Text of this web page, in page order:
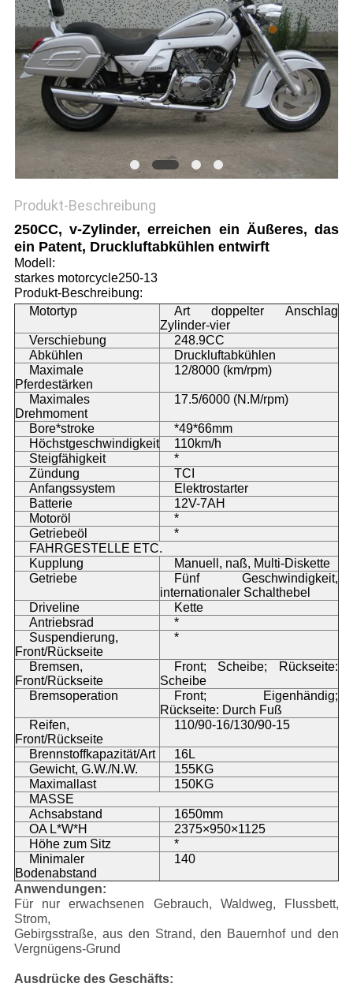
DATENSCHUTZRICHTLINIE
Produkt-Beschreibung
250CC, v-Zylinder, erreichen ein Äußeres, das
ein Patent, Druckluftabkühlen entwirft
Modell:
starkes motorcycle250-13
Produkt-Beschreibung:
Motortyp
Art doppelter Anschlag
Zylinder-vier
Verschiebung
248.9CC
Abkühlen
Druckluftabkühlen
Maximale
Pferdestärken
12/8000 (km/rpm)
Maximales
Drehmoment
17.5/6000 (N.M/rpm)
Bore*stroke
*49*66mm
Höchstgeschwindigkeit
110km/h
Steigfähigkeit
*
Zündung
TCI
Anfangssystem
Elektrostarter
Batterie
12V-7AH
Motoröl
*
Getriebeöl
*
FAHRGESTELLE ETC.
Kupplung
Manuell, naß, Multi-Diskette
Getriebe
Fünf Geschwindigkeit,
internationaler Schalthebel
Driveline
Kette
Antriebsrad
*
Suspendierung,
Front/Rückseite
*
Bremsen,
Front/Rückseite
Front; Scheibe; Rückseite:
Scheibe
Bremsoperation
Front; Eigenhändig;
Rückseite: Durch Fuß
Reifen,
Front/Rückseite
110/90-16/130/90-15
Brennstoffkapazität/Art
16L
Gewicht, G.W./N.W.
155KG
Maximallast
150KG
MASSE
Achsabstand
1650mm
OA L*W*H
2375×950×1125
Höhe zum Sitz
*
Minimaler
Bodenabstand
140
Anwendungen:
Für nur erwachsenen Gebrauch, Waldweg, Flussbett,
Strom,
Gebirgsstraße, aus den Strand, den Bauernhof und den
Vergnügens-Grund
Ausdrücke des Geschäfts: